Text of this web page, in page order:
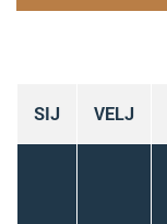
SIJ VELJ